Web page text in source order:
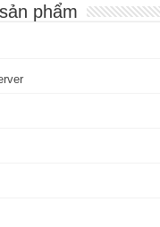
phẩm